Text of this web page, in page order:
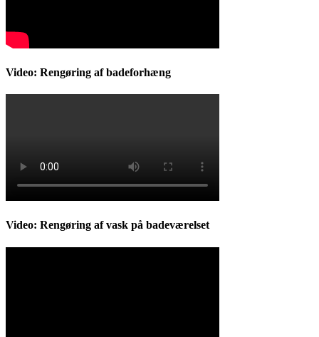
Video: Rengøring af badeforhæng
Video: Rengøring af vask på badeværelset